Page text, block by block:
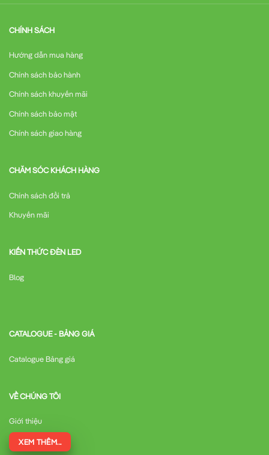
CHÍNH SÁCH
Hướng dẫn mua hàng
Chính sách bảo hành
Chính sách khuyến mãi
Chính sách bảo mật
Chính sách giao hàng
CHĂM SÓC KHÁCH HÀNG
Chính sách đổi trả
Khuyến mãi
KIẾN THỨC ĐÈN LED
Blog
CATALOGUE - BẢNG GIÁ
Catalogue Bảng giá
VỀ CHÚNG TÔI
Giới thiệu
XEM THÊM...